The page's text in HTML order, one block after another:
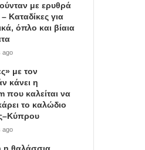
με ερυθρά
Καταδίκες για
όπλο και βίαια
ago
με τον
κάνει η
που καλείται να
το καλώδιο
ago